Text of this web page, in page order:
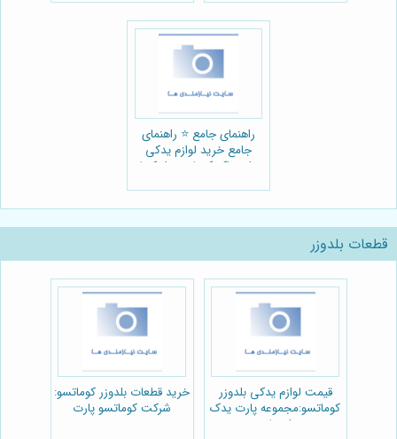
راهنمای جامع ⭐️ راهنمای
جامع خرید لوازم یدکی
دامپتراک کوماتسو: از کجا
قطعات بلدوزر
قیمت لوازم یدکی بلدوزر
کوماتسو:مجموعه پارت یدک
راهسازی
خرید قطعات بلدوزر کوماتسو:
شرکت کوماتسو پارت